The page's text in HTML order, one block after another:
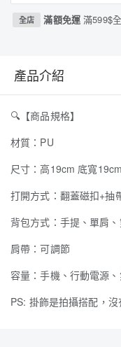
全店 滿額免運滿599$
產品介紹
🔍 【商品規格】
材質：PU
尺寸：高19cm 底寬
打開方式：翻蓋磁扣+抽
背包方式：手提、單肩
肩帶：可調節
容量：手機、行動電源
PS: 掛飾是拍攝搭配，沒